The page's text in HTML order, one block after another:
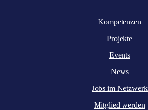
Kompetenzen
Projekte
Events
News
Jobs im Netzwerk
Mitglied werden